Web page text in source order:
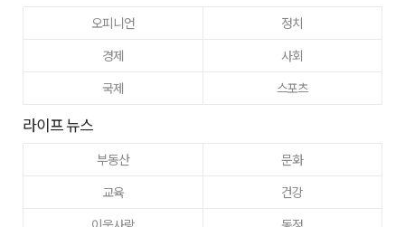
오피니언
정치
경제
사회
국제
스포츠
라이프 뉴스
부동산
문화
교육
건강